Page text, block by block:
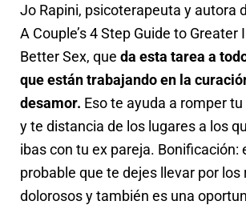
Jo Rapini, psicoterapeuta y autora
A Couple’s 4 Step Guide to Greater
Better Sex, que da esta tarea a
que están trabajando en la
desamor. Eso te ayuda a romper
y te distancia de los lugares a los
ibas con tu ex pareja. Bonificación:
probable que te dejes llevar por los
dolorosos y también es una